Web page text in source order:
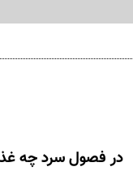
در فصول سرد چه